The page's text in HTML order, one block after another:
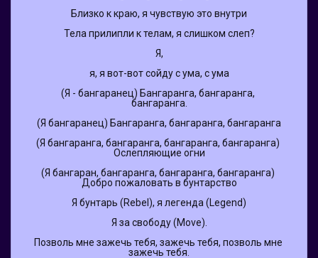
Близко к краю, я чувствую это внутри
Тела прилипли к телам, я слишком слеп?
Я,
я, я вот-вот сойду с ума, с ума
(Я - бангаранец) Бангаранга, бангаранга,
бангаранга.
(Я бангаранец) Бангаранга, бангаранга, бангаранга
(Я бангаранга, бангаранга, бангаранга, бангаранга)
Ослепляющие огни
(Я бангаран, бангаранга, бангаранга, бангаранга)
Добро пожаловать в бунтарство
Я бунтарь (Rebel), я легенда (Legend)
Я за свободу (Move).
Позволь мне зажечь тебя, зажечь тебя, позволь мне
зажечь тебя.